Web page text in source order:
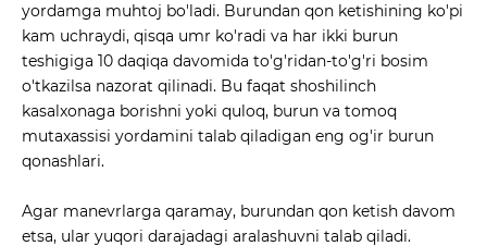
yordamga muhtoj bo'ladi. Burundan qon ketishining ko'pi
kam uchraydi, qisqa umr ko'radi va har ikki burun
teshigiga 10 daqiqa davomida to'g'ridan-to'g'ri bosim
o'tkazilsa nazorat qilinadi. Bu faqat shoshilinch
kasalxonaga borishni yoki quloq, burun va tomoq
mutaxassisi yordamini talab qiladigan eng og'ir burun
qonashlari.
Agar manevrlarga qaramay, burundan qon ketish davom
etsa, ular yuqori darajadagi aralashuvni talab qiladi.